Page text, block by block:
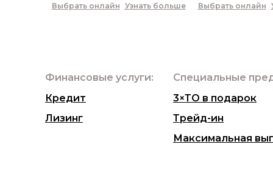
Выбрать онлайн
Узнать больше
Выбрать онлайн
Финансовые услуги:
Кредит
Лизинг
Специальные
3×ТО в подарок
Трейд-ин
Максимальная